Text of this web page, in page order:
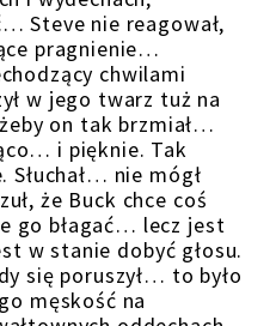
Steve nie reagował,
pragnienie…
chwilami
w jego twarz tuż na
on tak brzmiał…
i pięknie. Tak
Słuchał… nie mógł
że Buck chce coś
go błagać… lecz jest
w stanie dobyć głosu.
się poruszył… to było
męskość na